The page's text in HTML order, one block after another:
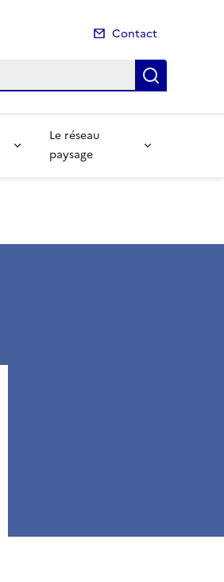
Contact
Le réseau
paysage